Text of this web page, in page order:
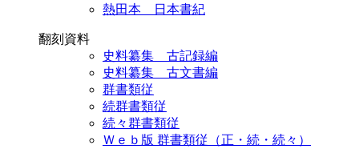
熱田本 日本書紀
翻刻資料
史料纂集 古記録編
史料纂集 古文書編
群書類従
続群書類従
続々群書類従
Ｗｅｂ版 群書類従（正・続・続々）